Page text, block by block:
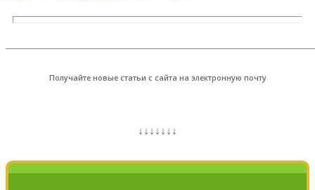
Получайте новые статьи с сайта на электронную почту
↓↓↓↓↓↓↓